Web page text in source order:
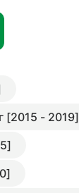
[2015 - 2019]